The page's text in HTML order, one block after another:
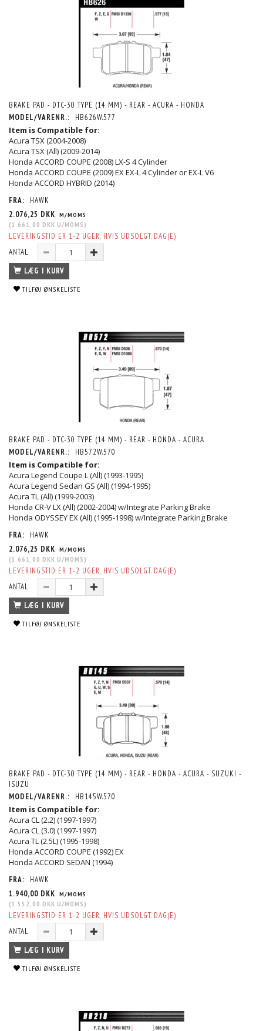
BRAKE PAD - DTC-30 TYPE (14 MM) - REAR - ACURA - HONDA
MODEL/VARENR.:
HB626W.577
Item is Compatible for:
Acura TSX (2004-2008)
Acura TSX (All) (2009-2014)
Honda ACCORD COUPE (2008) LX-S 4 Cylinder
Honda ACCORD COUPE (2009) EX EX-L 4 Cylinder or EX-L V6
Honda ACCORD HYBRID (2014)
FRA:
HAWK
2.076,25 DKK M/MOMS
(1.661,00 DKK U/MOMS )
LEVERINGSTID ER 1-2 UGER, HVIS UDSOLGT. DAG(E)
ANTAL
LÆG I KURV
TILFØJ ØNSKELISTE
BRAKE PAD - DTC-30 TYPE (14 MM) - REAR - HONDA - ACURA
MODEL/VARENR.:
HB572W.570
Item is Compatible for:
Acura Legend Coupe L (All) (1993-1995)
Acura Legend Sedan GS (All) (1994-1995)
Acura TL (All) (1999-2003)
Honda CR-V LX (All) (2002-2004) w/Integrate Parking Brake
Honda ODYSSEY EX (All) (1995-1998) w/Integrate Parking Brake
FRA:
HAWK
2.076,25 DKK M/MOMS
(1.661,00 DKK U/MOMS )
LEVERINGSTID ER 1-2 UGER, HVIS UDSOLGT. DAG(E)
ANTAL
LÆG I KURV
TILFØJ ØNSKELISTE
BRAKE PAD - DTC-30 TYPE (14 MM) - REAR - HONDA - ACURA - SUZUKI -
ISUZU
MODEL/VARENR.:
HB145W.570
Item is Compatible for:
Acura CL (2.2) (1997-1997)
Acura CL (3.0) (1997-1997)
Acura TL (2.5L) (1995-1998)
Honda ACCORD COUPE (1992) EX
Honda ACCORD SEDAN (1994)
FRA:
HAWK
1.940,00 DKK M/MOMS
(1.552,00 DKK U/MOMS )
LEVERINGSTID ER 1-2 UGER, HVIS UDSOLGT. DAG(E)
ANTAL
LÆG I KURV
TILFØJ ØNSKELISTE